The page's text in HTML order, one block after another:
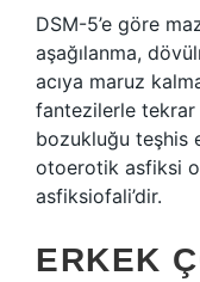
DSM-5’e göre
aşağılanma,
acıya maruz
fantezilerle tekrar
bozukluğu teşhis
otoerotik asfiksi
asfiksiofali’dir.
ERKEK